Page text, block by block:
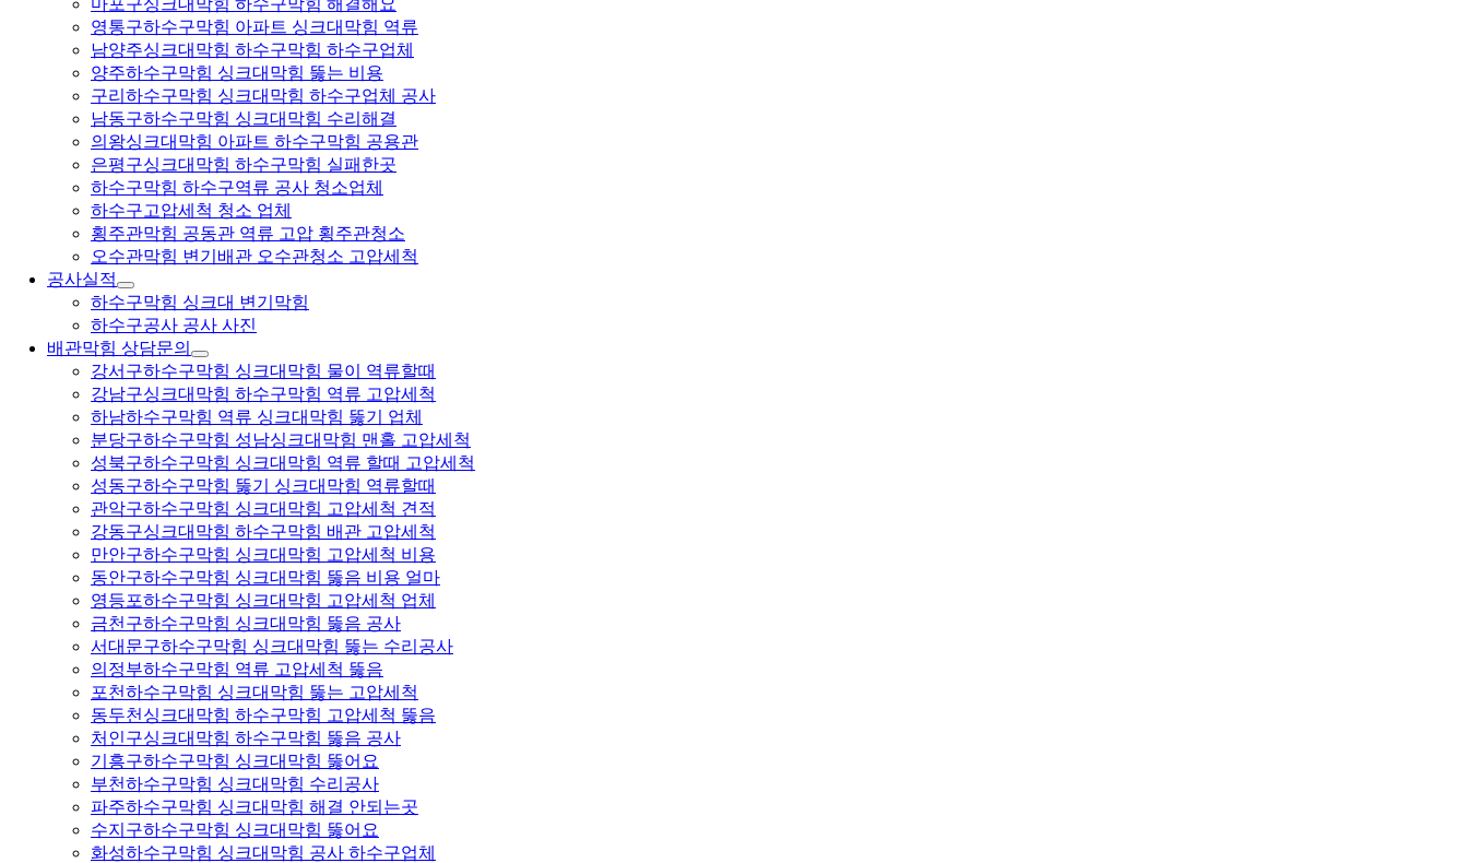
마포구싱크대막힘 하수구막힘 해결해요
영통구하수구막힘 아파트 싱크대막힘 역류
남양주싱크대막힘 하수구막힘 하수구업체
양주하수구막힘 싱크대막힘 뚫는 비용
구리하수구막힘 싱크대막힘 하수구업체 공사
남동구하수구막힘 싱크대막힘 수리해결
의왕싱크대막힘 아파트 하수구막힘 공용관
은평구싱크대막힘 하수구막힘 실패한곳
하수구막힘 하수구역류 공사 청소업체
하수구고압세척 청소 업체
횡주관막힘 공동관 역류 고압 횡주관청소
오수관막힘 변기배관 오수관청소 고압세척
공사실적
하수구막힘 싱크대 변기막힘
하수구공사 공사 사진
배관막힘 상담문의
강서구하수구막힘 싱크대막힘 물이 역류할때
강남구싱크대막힘 하수구막힘 역류 고압세척
하남하수구막힘 역류 싱크대막힘 뚫기 업체
분당구하수구막힘 성남싱크대막힘 맨홀 고압세척
성북구하수구막힘 싱크대막힘 역류 할때 고압세척
성동구하수구막힘 뚫기 싱크대막힘 역류할때
관악구하수구막힘 싱크대막힘 고압세척 견적
강동구싱크대막힘 하수구막힘 배관 고압세척
만안구하수구막힘 싱크대막힘 고압세척 비용
동안구하수구막힘 싱크대막힘 뚫음 비용 얼마
영등포하수구막힘 싱크대막힘 고압세척 업체
금천구하수구막힘 싱크대막힘 뚫음 공사
서대문구하수구막힘 싱크대막힘 뚫는 수리공사
의정부하수구막힘 역류 고압세척 뚫음
포천하수구막힘 싱크대막힘 뚫는 고압세척
동두천싱크대막힘 하수구막힘 고압세척 뚫음
처인구싱크대막힘 하수구막힘 뚫음 공사
기흥구하수구막힘 싱크대막힘 뚫어요
부천하수구막힘 싱크대막힘 수리공사
파주하수구막힘 싱크대막힘 해결 안되는곳
수지구하수구막힘 싱크대막힘 뚫어요
화성하수구막힘 싱크대막힘 공사 하수구업체